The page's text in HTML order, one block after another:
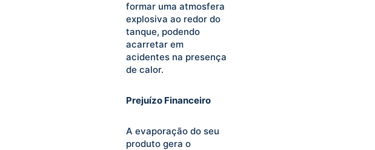
formar uma atmosfera
explosiva ao redor do
tanque, podendo
acarretar em
acidentes na presença
de calor.
Prejuízo Financeiro
A evaporação do seu
produto gera o